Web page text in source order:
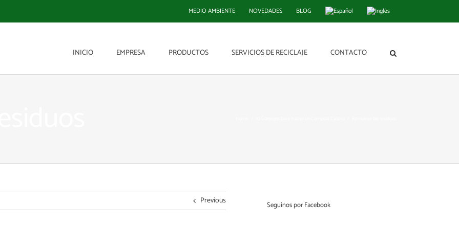
MEDIO AMBIENTE NOVEDADES BLOG
INICIO EMPRESA PRODUCTOS SERVICIOS DE RECICLAJE CONTACTO
Previous Seguinos por Facebook